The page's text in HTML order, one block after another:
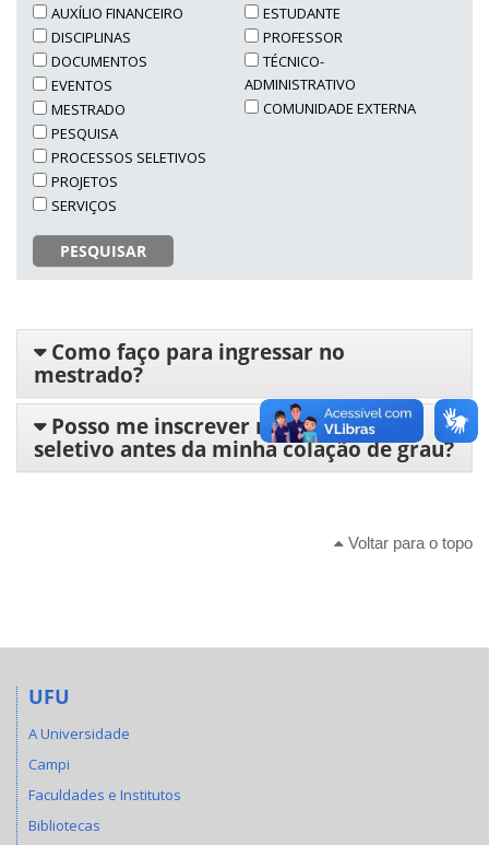
AUXÍLIO FINANCEIRO
DISCIPLINAS
DOCUMENTOS
EVENTOS
MESTRADO
PESQUISA
PROCESSOS SELETIVOS
PROJETOS
SERVIÇOS
PESQUISAR
ESTUDANTE
PROFESSOR
TÉCNICO-
ADMINISTRATIVO
COMUNIDADE EXTERNA
Como faço para ingressar no
mestrado?
Posso me inscrever no processo
seletivo antes da minha colação de grau?
Voltar para o topo
UFU
A Universidade
Campi
Faculdades e Institutos
Bibliotecas